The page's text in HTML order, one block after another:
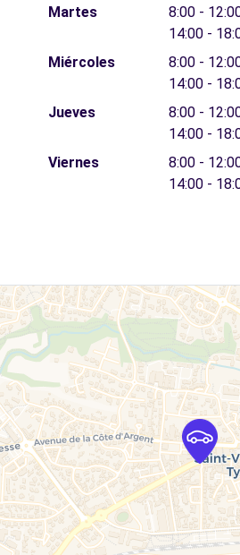
Martes
8:00 -
14:00 -
Miércoles
8:00 -
14:00 -
Jueves
8:00 -
14:00 -
Viernes
8:00 -
14:00 -